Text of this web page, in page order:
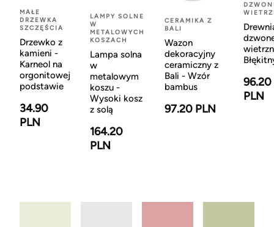
MAŁE
DRZEWKA
SZCZĘŚCIA
Drzewko z
kamieni -
Karneol na
orgonitowej
podstawie
34.90
PLN
LAMPY SOLNE
W
METALOWYCH
KOSZACH
Lampa solna
w
metalowym
koszu -
Wysoki kosz
z solą
164.20
PLN
CERAMIKA Z
BALI
Wazon
dekoracyjny
ceramiczny z
Bali - Wzór
bambus
97.20 PLN
96.20
PLN